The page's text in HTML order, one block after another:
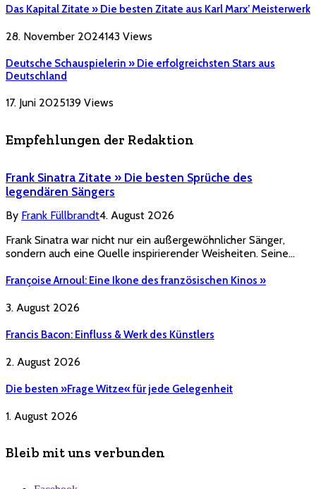
Das Kapital Zitate » Die besten Zitate aus Karl Marx’ Meisterwerk
28. November 2024143 Views
Deutsche Schauspielerin » Die erfolgreichsten Stars aus
Deutschland
17. Juni 2025139 Views
Empfehlungen der Redaktion
Frank Sinatra Zitate » Die besten Sprüche des
legendären Sängers
By Frank Füllbrandt4. August 2026
Frank Sinatra war nicht nur ein außergewöhnlicher Sänger,
sondern auch eine Quelle inspirierender Weisheiten. Seine…
Françoise Arnoul: Eine Ikone des französischen Kinos »
3. August 2026
Francis Bacon: Einfluss & Werk des Künstlers
2. August 2026
Die besten »Frage Witze« für jede Gelegenheit
1. August 2026
Bleib mit uns verbunden